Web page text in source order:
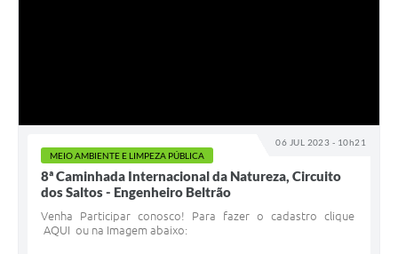
06 JUL 2023 - 10h21
MEIO AMBIENTE E LIMPEZA PÚBLICA
8ª Caminhada Internacional da Natureza, Circuito
dos Saltos - Engenheiro Beltrão
Venha Participar conosco! Para fazer o cadastro clique
AQUI ou na Imagem abaixo: